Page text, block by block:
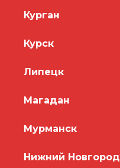
Курган
Курск
Липецк
Магадан
Мурманск
Нижний Новгород